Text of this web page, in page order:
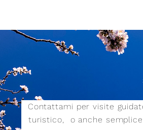
Contattami per visite
turistico, o anche